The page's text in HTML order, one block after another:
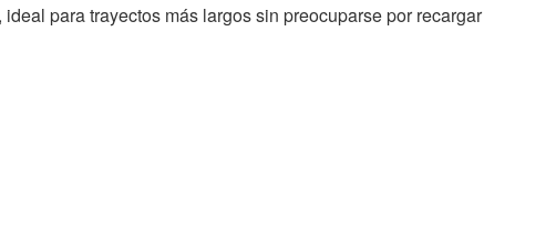
para trayectos más largos sin preocuparse por recargar